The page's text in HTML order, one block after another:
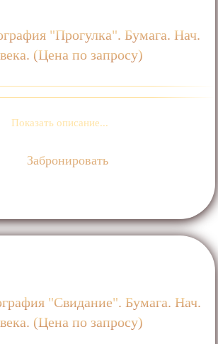
"Прогулка". Бумага. Нач.
(Цена по запросу)
Показать описание...
Забронировать
"Свидание". Бумага. Нач.
(Цена по запросу)